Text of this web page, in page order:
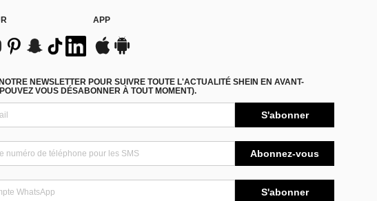
APP
NEWSLETTER POUR SUIVRE TOUTE L'ACTUALITÉ SHEIN EN AVANT-
VOUS DÉSABONNER À TOUT MOMENT).
S'abonner
Abonnez-vous
S'abonner